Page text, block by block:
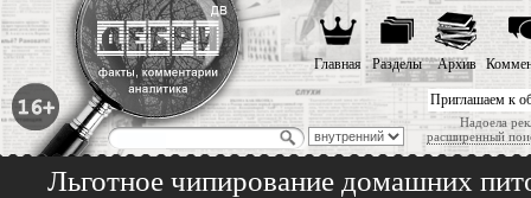
Приглашаем к
Надоела
расширенный
Главная Разделы Архив
Льготное чипирование домашних